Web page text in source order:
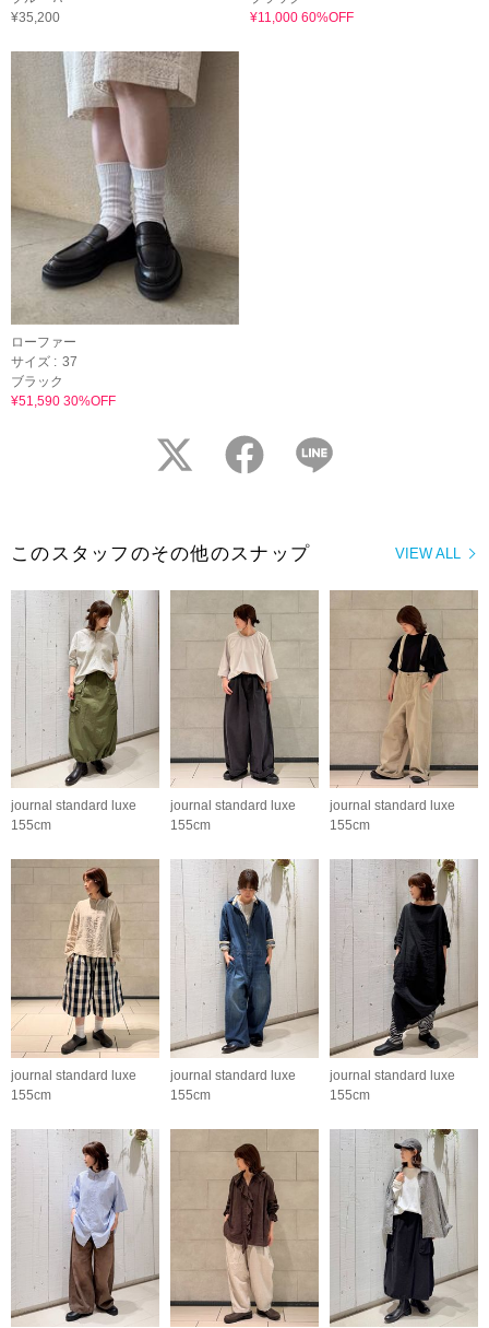
¥35,200
¥11,000 60%OFF
ローファー
サイズ : 37
ブラック
¥51,590 30%OFF
twitter facebook
VIEW ALL
このスタッフのその他のスナップ
journal standard luxe
155cm
journal standard luxe
155cm
journal standard luxe
155cm
journal standard luxe
155cm
journal standard luxe
155cm
journal standard luxe
155cm